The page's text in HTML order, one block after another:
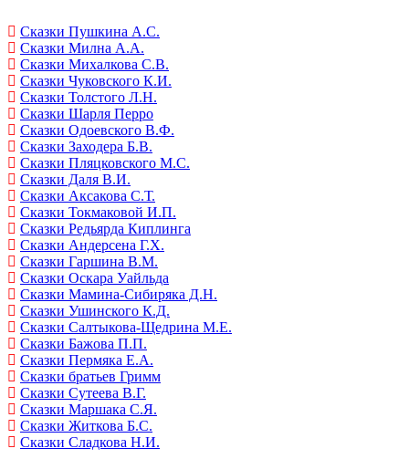
Сказки Пушкина А.С.
Сказки Милна А.А.
Сказки Михалкова С.В.
Сказки Чуковского К.И.
Сказки Толстого Л.Н.
Сказки Шарля Перро
Сказки Одоевского В.Ф.
Сказки Заходера Б.В.
Сказки Пляцковского М.С.
Сказки Даля В.И.
Сказки Аксакова С.Т.
Сказки Токмаковой И.П.
Сказки Редьярда Киплинга
Сказки Андерсена Г.Х.
Сказки Гаршина В.М.
Сказки Оскара Уайльда
Сказки Мамина-Сибиряка Д.Н.
Сказки Ушинского К.Д.
Сказки Салтыкова-Щедрина М.Е.
Сказки Бажова П.П.
Сказки Пермяка Е.А.
Сказки братьев Гримм
Сказки Сутеева В.Г.
Сказки Маршака С.Я.
Сказки Житкова Б.С.
Сказки Сладкова Н.И.